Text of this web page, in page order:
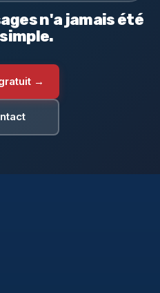
n'a jamais été
→